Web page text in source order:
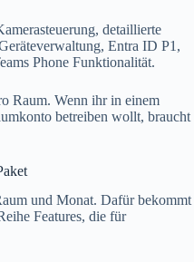
detaillierte
Entra ID P1,
Phone Funktionalität.
Raum. Wenn ihr in einem
betreiben wollt, braucht
und Monat. Dafür bekommt
Features, die für